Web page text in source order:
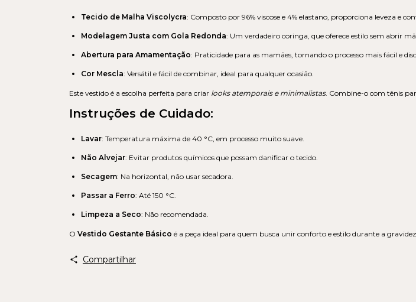
Tecido de Malha Viscolycra: Composto por 96% viscose e 4% elastano, proporciona leveza e
Modelagem Justa com Gola Redonda: Um verdadeiro coringa, que oferece estilo sem abrir
Abertura para Amamentação: Praticidade para as mamães, tornando o processo mais fácil e
Cor Mescla: Versátil e fácil de combinar, ideal para qualquer ocasião.
Este vestido é a escolha perfeita para criar looks atemporais e minimalistas. Combine-o com tênis
Instruções de Cuidado:
Lavar: Temperatura máxima de 40 °C, em processo muito suave.
Não Alvejar: Evitar produtos químicos que possam danificar o tecido.
Secagem: Na horizontal, não usar secadora.
Passar a Ferro: Até 150 °C.
Limpeza a Seco: Não recomendada.
O Vestido Gestante Básico é a peça ideal para quem busca unir conforto e estilo durante a gravidez.
Compartilhar